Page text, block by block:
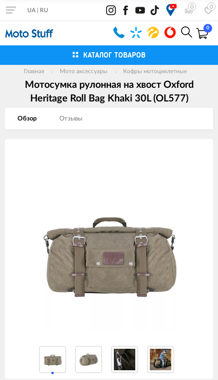
0 0
UA RU
0
КАТАЛОГ ТОВАРОВ
Главная Мото аксессуары Кофры мотоциклетные
Мотосумка рулонная на хвост Oxford
Heritage Roll Bag Khaki 30L (OL577)
Обзор Отзывы